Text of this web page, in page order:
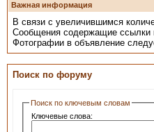
Важная информация
В связи с увеличившимся
Сообщения содержащие ссылки
Фотографии в объявление
Поиск по форуму
Поиск по ключевым словам
Ключевые слова: